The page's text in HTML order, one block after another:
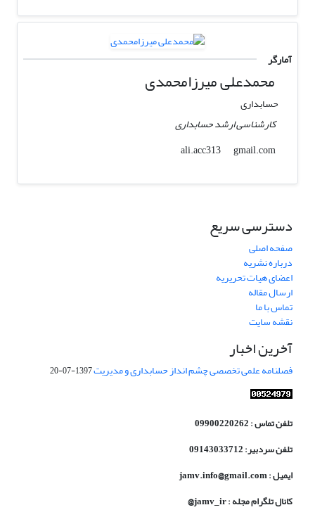
آمارگر
محمدعلی میرزامحمدی
حسابداری
کارشناسی ارشد حسابداری
ali.acc313
gmail.com
دسترسی سریع
صفحه اصلی
درباره نشریه
اعضای هیات تحریریه
ارسال مقاله
تماس با ما
نقشه سایت
آخرین اخبار
فصلنامه علمی تخصصی چشم انداز حسابداری و مدیریت1397-07-20
تلفن تماس : 09900220262
تلفن سردبیر: 09143033712
ایمیل : jamv.info@gmail.com
کانال تلگرام مجله : jamv_ir@